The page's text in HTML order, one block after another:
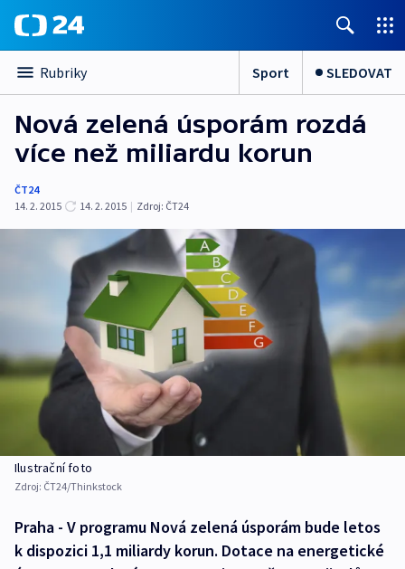
Rubriky Sport SLEDOVAT
Nová zelená úsporám rozdá
více než miliardu korun
ČT24
14. 2. 2015
14. 2. 2015 | Zdroj: ČT24
Ilustrační foto
Zdroj: ČT24/Thinkstock
Praha - V programu Nová zelená úsporám bude letos
k dispozici 1,1 miliardy korun. Dotace na energetické